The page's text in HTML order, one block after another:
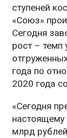
ступеней
«Союз»
Сегодня
рост – темп
года по
2020 года
«Сегодня
млрд